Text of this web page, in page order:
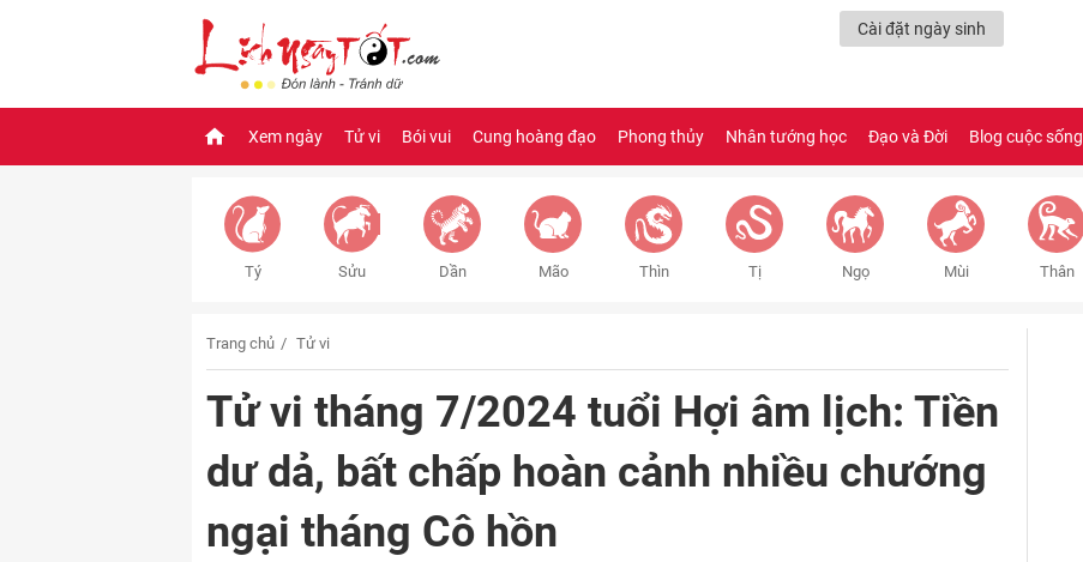
Cài đặt ngày sinh
Xem ngày Tử vi Bói vui Cung hoàng đạo Phong thủy Nhân tướng học Đạo và Đời Blog cuộc sống
Tý Sửu Dần Mão Thìn Tị Ngọ Mùi Thân
Trang chủ Tử vi
Tử vi tháng 7/2024 tuổi Hợi âm lịch: Tiền
dư dả, bất chấp hoàn cảnh nhiều chướng
ngại tháng Cô hồn